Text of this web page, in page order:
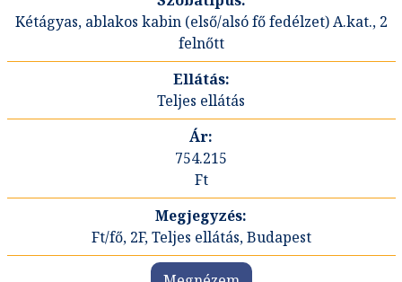
Kétágyas, ablakos kabin (első/alsó fő fedélzet) A.kat., 2
felnőtt
Teljes ellátás
754.215
Ft
Ft/fő, 2F, Teljes ellátás, Budapest